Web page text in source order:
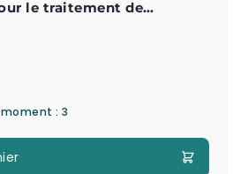
le traitement de
: 3